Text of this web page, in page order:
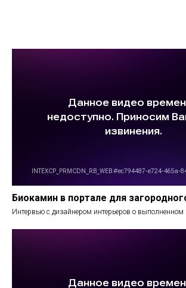
Биокамин в портале для
Интервью с дизайнером интерьеров о выполненном